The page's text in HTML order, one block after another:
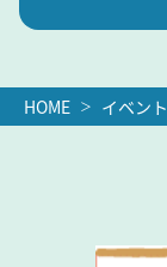
HOME イベント